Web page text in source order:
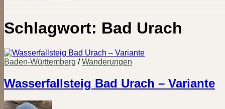
Schlagwort: Bad Urach
Baden-Württemberg /Wanderungen
Wasserfallsteig Bad Urach – Variante